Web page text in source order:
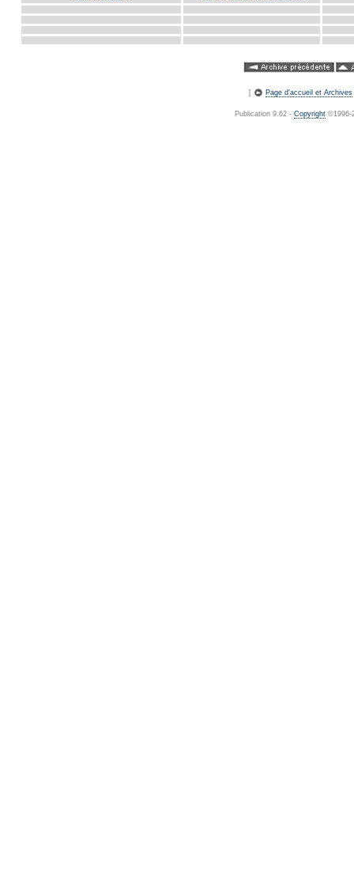
[ Page d'accueil et Archives
Publication 9.62 - Copyright©1996-